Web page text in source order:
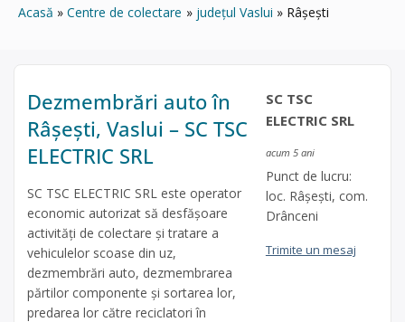
Acasă Centre de colectare județul Vaslui Râșești
Dezmembrări auto în
Râșești, Vaslui – SC TSC
ELECTRIC SRL
SC TSC ELECTRIC SRL este operator
economic autorizat să desfăşoare
activităţi de colectare şi tratare a
vehiculelor scoase din uz,
dezmembrări auto, dezmembrarea
părtilor componente și sortarea lor,
predarea lor către reciclatori în
SC TSC
ELECTRIC SRL
acum 5 ani
Punct de lucru:
loc. Râșești, com.
Drânceni
Trimite un mesaj